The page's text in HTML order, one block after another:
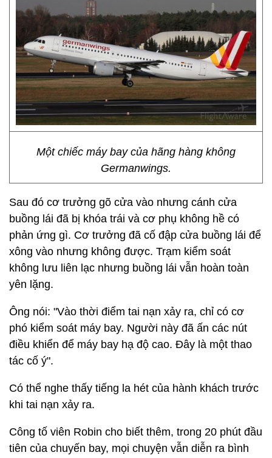
Một chiếc máy bay của hãng hàng không
Germanwings.
Sau đó cơ trưởng gõ cửa vào nhưng cánh cửa
buồng lái đã bị khóa trái và cơ phụ không hề có
phản ứng gì. Cơ trưởng đã cố đập cửa buồng lái để
xông vào nhưng không được. Trạm kiểm soát
không lưu liên lạc nhưng buồng lái vẫn hoàn toàn
yên lặng.
Ông nói: "Vào thời điểm tai nạn xảy ra, chỉ có cơ
phó kiểm soát máy bay. Người này đã ấn các nút
điều khiển để máy bay hạ độ cao. Đây là một thao
tác cố ý".
Có thể nghe thấy tiếng la hét của hành khách trước
khi tai nạn xảy ra.
Công tố viên Robin cho biết thêm, trong 20 phút đầu
tiên của chuyến bay, mọi chuyện vẫn diễn ra bình